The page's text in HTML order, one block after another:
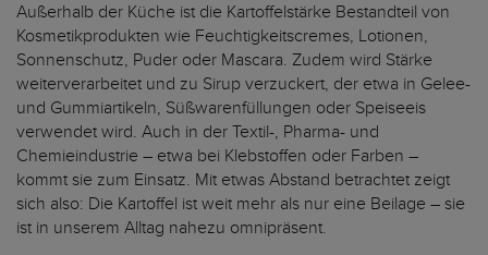
Außerhalb der Küche ist die Kartoffelstärke Bestandteil von
Kosmetikprodukten wie Feuchtigkeitscremes, Lotionen,
Sonnenschutz, Puder oder Mascara. Zudem wird Stärke
weiterverarbeitet und zu Sirup verzuckert, der etwa in Gelee-
und Gummiartikeln, Süßwarenfüllungen oder Speiseeis
verwendet wird. Auch in der Textil-, Pharma- und
Chemieindustrie – etwa bei Klebstoffen oder Farben –
kommt sie zum Einsatz. Mit etwas Abstand betrachtet zeigt
sich also: Die Kartoffel ist weit mehr als nur eine Beilage – sie
ist in unserem Alltag nahezu omnipräsent.